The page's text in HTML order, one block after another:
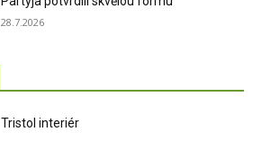
28.7.2026
Tristol interiér